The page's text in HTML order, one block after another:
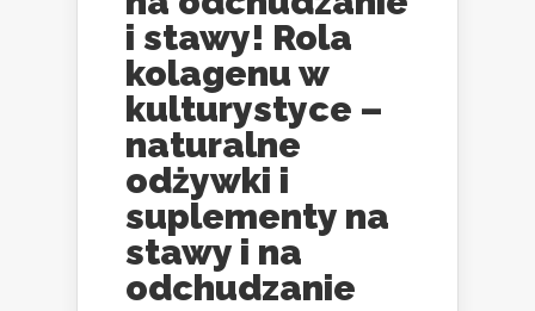
i stawy! Rola
kolagenu w
kulturystyce –
naturalne
odżywki i
suplementy na
stawy i na
odchudzanie